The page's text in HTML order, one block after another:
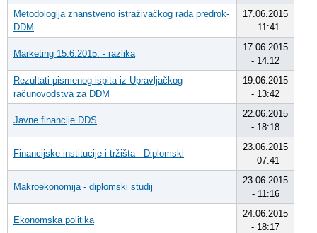
Metodologija znanstveno istraživačkog rada predrok-
DDM
17.06.2015
- 11:41
Marketing 15.6.2015. - razlika
17.06.2015
- 14:12
Rezultati pismenog ispita iz Upravljačkog
računovodstva za DDM
19.06.2015
- 13:42
Javne financije DDS
22.06.2015
- 18:18
Financijske institucije i tržišta - Diplomski
23.06.2015
- 07:41
Makroekonomija - diplomski studij
23.06.2015
- 11:16
Ekonomska politika
24.06.2015
- 18:17